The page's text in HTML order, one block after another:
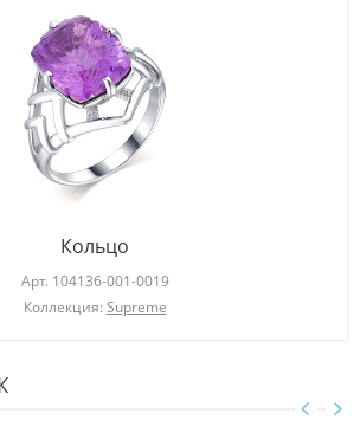
Кольцо
Арт. 104136-001-0019
Коллекция: Supreme